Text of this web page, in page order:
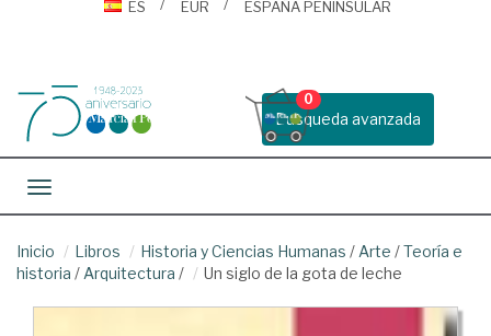
ES
EUR ESPAÑA PENINSULAR
Busqueda avanzada
0
Toggle navigation
Inicio Libros Historia y Ciencias Humanas / Arte /Teoría e
historia / Arquitectura / Un siglo de la gota de leche